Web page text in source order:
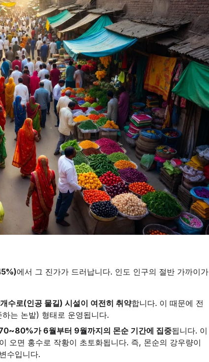
에서 그 진가가 드러납니다. 인도 인구의 절반 가까이가
수로(인공 물길) 시설이 여전히 취약합니다. 이 때문에 전
는 논밭) 형태로 운영됩니다.
가 6월부터 9월까지의 몬순 기간에 집중됩니다. 이
오면 홍수로 작황이 초토화됩니다. 즉, 몬순의 강우량이
수입니다.